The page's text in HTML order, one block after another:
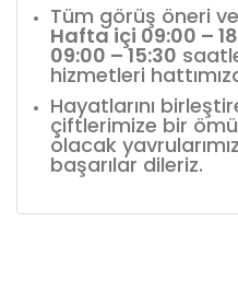
Tüm görüş öneri
Hafta içi 09:00 –
09:00 – 15:30
hizmetleri
Hayatlarını
çiftlerimize bir
olacak
başarılar dileriz.